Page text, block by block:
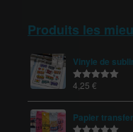
Produits les
Vinyle de
Note5.00
4,25 €
Papier